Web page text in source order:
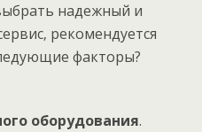
надежный и
рекомендуется
факторы?
оборудования.